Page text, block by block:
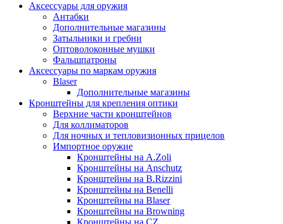
Аксессуары для оружия
Антабки
Дополнительные магазины
Затыльники и гребни
Оптоволоконные мушки
Фальшпатроны
Аксессуары по маркам оружия
Blaser
Дополнительные магазины
Кронштейны для крепления оптики
Верхние части кронштейнов
Для коллиматоров
Для ночных и тепловизионных прицелов
Импортное оружие
Кронштейны на A.Zoli
Кронштейны на Anschutz
Кронштейны на B.Rizzini
Кронштейны на Benelli
Кронштейны на Blaser
Кронштейны на Browning
Кронштейны на CZ